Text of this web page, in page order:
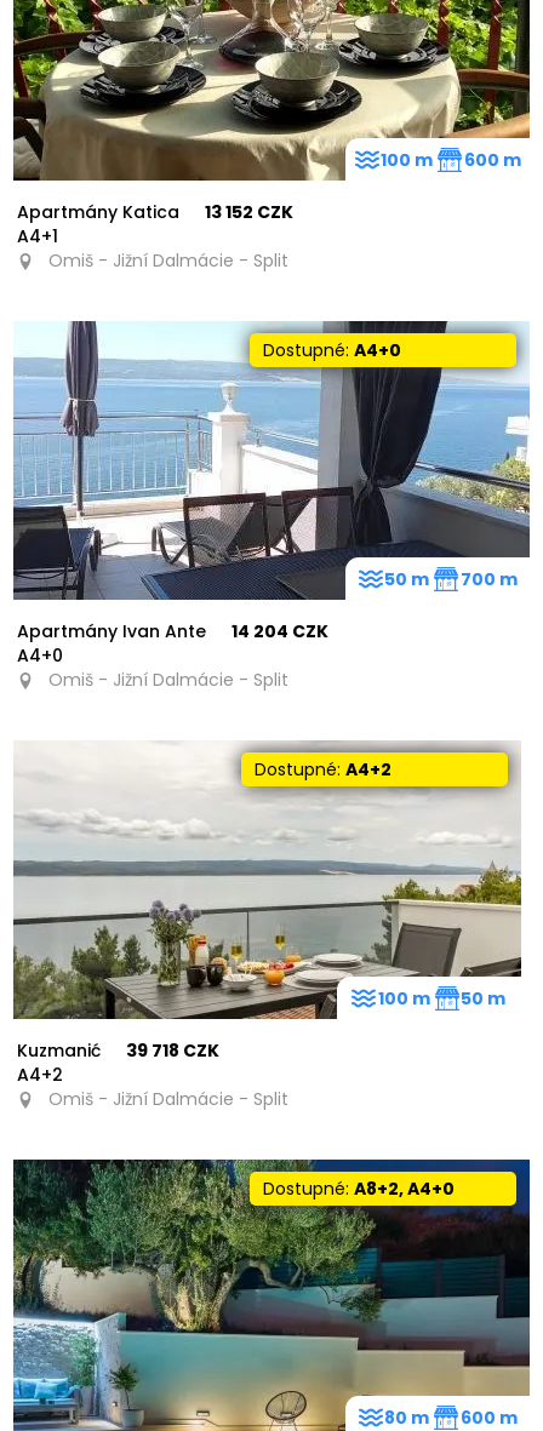
12
Apartmány Katica
A4+1
13 152 CZK
Omiš - Jižní Dalmácie - Split
100 m 600 m
Dostupné:A4+0
Apartmány Ivan Ante
A4+0
14 204 CZK
Omiš - Jižní Dalmácie - Split
50 m 700 m
Dostupné: A4+2
Kuzmanić
A4+2
39 718 CZK
Omiš - Jižní Dalmácie - Split
100 m 50 m
Dostupné:A8+2, A4+0
80 m 600 m